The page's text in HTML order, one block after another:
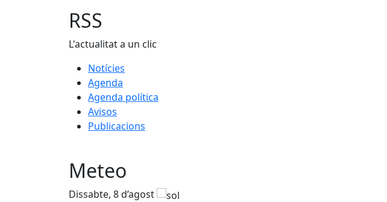
RSS
L'actualitat a un clic
Notícies
Agenda
Agenda política
Avisos
Publicacions
Meteo
Dissabte, 8 d’agost